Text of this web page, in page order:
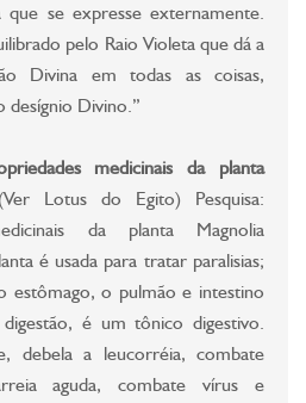
que se expresse externamente.
pelo Raio Violeta que dá a
Divina em todas as coisas,
desígnio Divino.”
medicinais da planta
Lotus do Egito) Pesquisa:
da planta Magnolia
é usada para tratar paralisias;
estômago, o pulmão e intestino
é um tônico digestivo.
debela a leucorréia, combate
aguda, combate vírus e